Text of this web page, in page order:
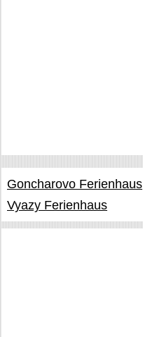
Goncharovo Ferienhaus
Vyazy Ferienhaus